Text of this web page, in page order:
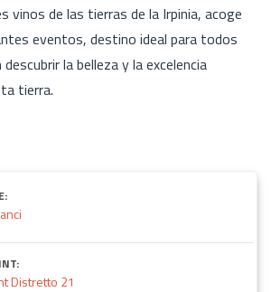
vinos de las tierras de la Irpinia, acoge
eventos, destino ideal para todos
la belleza y la excelencia
tierra.
Distretto 21